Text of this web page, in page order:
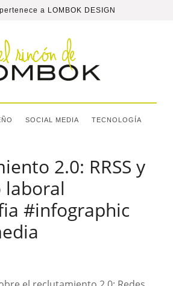
a LOMBOK DESIGN
SOCIAL MEDIA TECNOLOGÍA
2.0: RRSS y
laboral
#infographic